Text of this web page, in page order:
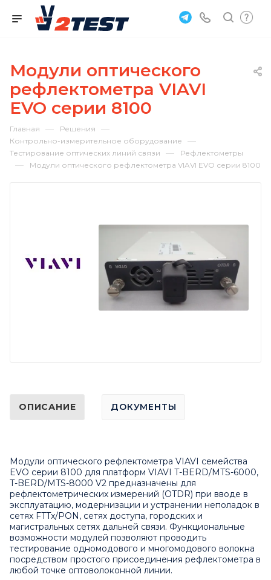
Модули оптического
рефлектометра VIAVI
EVO серии 8100
Главная — Решения —
Контрольно-измерительное оборудование —
Тестирование оптических линий связи — Рефлектометры
— Модули оптического рефлектометра VIAVI EVO серии 8100
ОПИСАНИЕ ДОКУМЕНТЫ
Модули оптического рефлектометра VIAVI семейства
EVO серии 8100 для платформ VIAVI T-BERD/MTS-6000,
T-BERD/MTS-8000 V2 предназначены для
рефлектометрических измерений (OTDR) при вводе в
эксплуатацию, модернизации и устранении неполадок в
сетях FTTx/PON, сетях доступа, городских и
магистральных сетях дальней связи. Функциональные
возможности модулей позволяют проводить
тестирование одномодового и многомодового волокна
посредством простого присоединения рефлектометра в
любой точке оптоволоконной линии.